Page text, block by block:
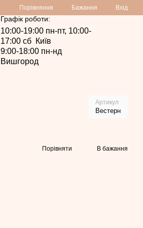
Порівняння Бажання Вхід
Графік роботи:
10:00-19:00 пн-пт, 10:00-
17:00 сб Київ
9:00-18:00 пн-нд
Вишгород
Артикул
Вестерн
Порівняти В бажання